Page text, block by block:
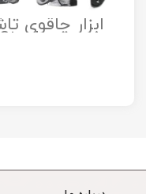
ابزار چاقوی
مدل Stanley